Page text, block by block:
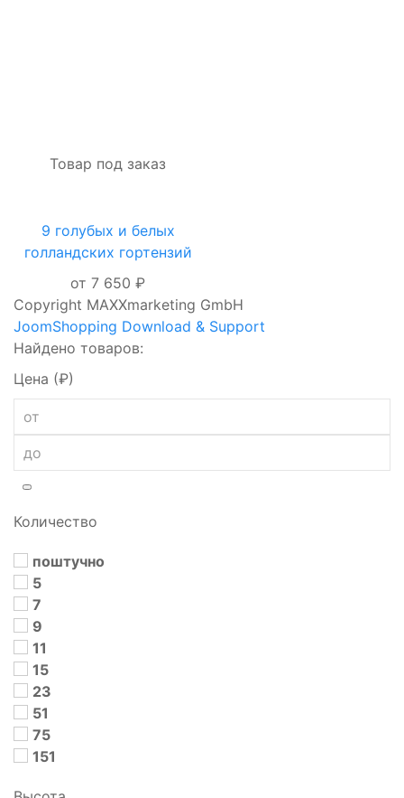
Товар под заказ
9 голубых и белых
голландских гортензий
от 7 650 ₽
Copyright MAXXmarketing GmbH
JoomShopping Download & Support
Найдено товаров:
Цена (₽)
Количество
поштучно
5
7
9
11
15
23
51
75
151